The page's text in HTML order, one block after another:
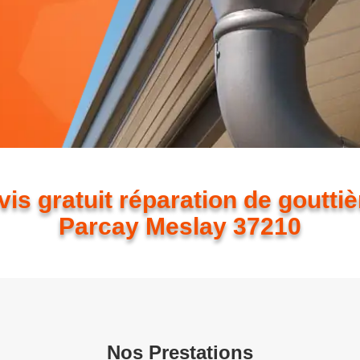
gratuit réparation de
Parcay Meslay 37210
Nos Prestations